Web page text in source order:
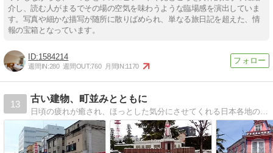
介し、読む人がまるでその場の空気を味わうような臨場感を演出していま
す。写真や細かな描写が随所に散りばめられ、単なる旅日記を超えた、情
報の宝箱となっています。
1584214
週間IN:280 週間OUT:760 月間IN:1170
13
古い建物、町並みとともに
日頃の疲れが癒され、ほっとした気分にさせてくれる日本各地の古い建物や町並みを紹介します。